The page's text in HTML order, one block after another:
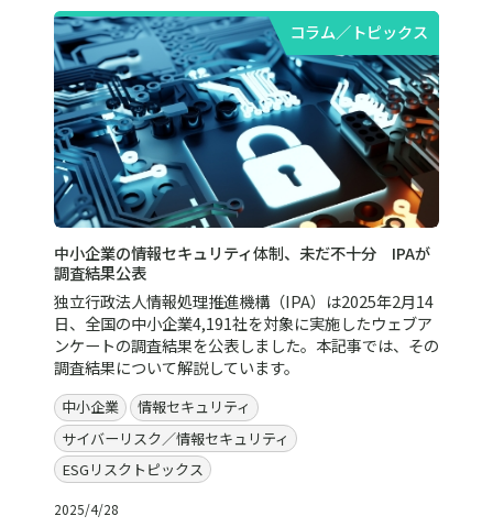
コラム／トピックス
中小企業の情報セキュリティ体制、未だ不十分 IPAが
調査結果公表
独立行政法人情報処理推進機構（IPA）は2025年2月14
日、全国の中小企業4,191社を対象に実施したウェブア
ンケートの調査結果を公表しました。本記事では、その
調査結果について解説しています。
中小企業
情報セキュリティ
サイバーリスク／情報セキュリティ
ESGリスクトピックス
2025/4/28